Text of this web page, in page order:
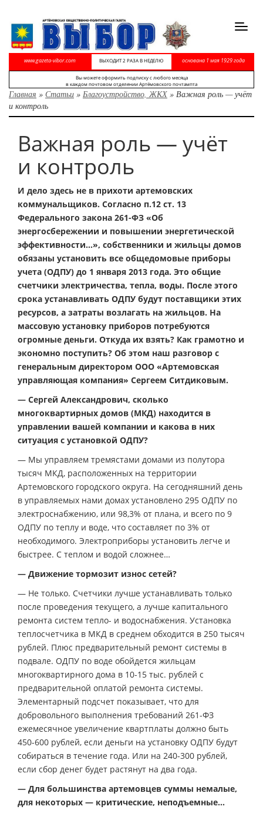
www.gazeta-vibor.com ВЫХОДИТ 2 РАЗА В НЕДЕЛЮ основана 1 мая 1929 года
Вы можете оформить подписку с любого месяца
в каждом почтовом отделении Артёмовского почтампта
Главная » Статьи » Благоустройство, ЖКХ » Важная роль — учёт
и контроль
Важная роль — учёт
и контроль
И дело здесь не в прихоти артемовских
коммунальщиков. Согласно п.12 ст. 13
Федерального закона 261-ФЗ «Об
энергосбережении и повышении энергетической
эффективности…», собственники и жильцы домов
обязаны установить все общедомовые приборы
учета (ОДПУ) до 1 января 2013 года. Это общие
счетчики электричества, тепла, воды. После этого
срока устанавливать ОДПУ будут поставщики этих
ресурсов, а затраты возлагать на жильцов. На
массовую установку приборов потребуются
огромные деньги. Откуда их взять? Как грамотно и
экономно поступить? Об этом наш разговор с
генеральным директором ООО «Артемовская
управляющая компания» Сергеем Ситдиковым.
— Сергей Александрович, сколько
многоквартирных домов (МКД) находится в
управлении вашей компании и какова в них
ситуация с установкой ОДПУ?
— Мы управляем тремястами домами из полутора
тысяч МКД, расположенных на территории
Артемовского городского округа. На сегодняшний день
в управляемых нами домах установлено 295 ОДПУ по
электроснабжению, или 98,3% от плана, и всего по 9
ОДПУ по теплу и воде, что составляет по 3% от
необходимого. Электроприборы установить легче и
быстрее. С теплом и водой сложнее…
— Движение тормозит износ сетей?
— Не только. Счетчики лучше устанавливать только
после проведения текущего, а лучше капитального
ремонта систем тепло- и водоснабжения. Установка
теплосчетчика в МКД в среднем обходится в 250 тысяч
рублей. Плюс предварительный ремонт системы в
подвале. ОДПУ по воде обойдется жильцам
многоквартирного дома в 10-15 тыс. рублей с
предварительной оплатой ремонта системы.
Элементарный подсчет показывает, что для
добровольного выполнения требований 261-ФЗ
ежемесячное увеличение квартплаты должно быть
450-600 рублей, если деньги на установку ОДПУ будут
собираться в течение года. Или на 240-300 рублей,
если сбор денег будет растянут на два года.
— Для большинства артемовцев суммы немалые,
для некоторых — критические, неподъемные…